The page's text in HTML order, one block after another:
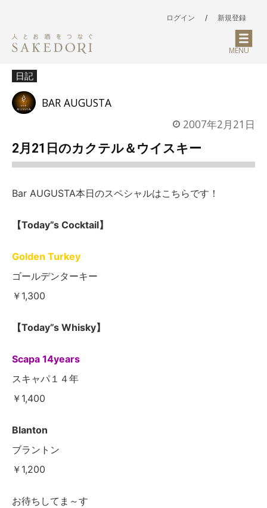
ログイン / 新規登録
MENU
日記
BAR AUGUSTA
2007年2月21日
2月21日のカクテル＆ウイスキー
Bar AUGUSTA本日のスペシャルはこちらです！
【Today”s Cocktail】
Golden Turkey
ゴールデンターキー
￥1,300
【Today”s Whisky】
Scapa 14years
スキャパ１４年
￥1,400
Blanton
ブラントン
￥1,200
お待ちしてま～す